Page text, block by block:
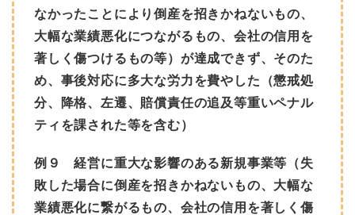
なかったことにより倒産を招きかねないもの、
大幅な業績悪化につながるもの、会社の信用を
著しく傷つけるもの等）が達成できず、そのた
め、事後対応に多大な労力を費やした（懲戒処
分、降格、左遷、賠償責任の追及等重いペナル
ティを課された等を含む）
例９ 経営に重大な影響のある新規事業等（失
敗した場合に倒産を招きかねないもの、大幅な
業績悪化に繋がるもの、会社の信用を著しく傷